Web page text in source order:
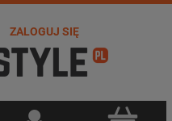
ZALOGUJ SIĘ